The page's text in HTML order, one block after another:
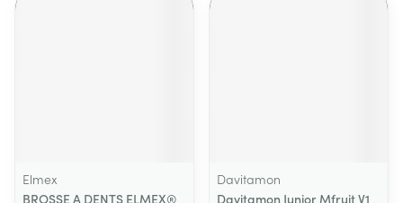
Elmex
BROSSE A DENTS ELMEX®
Davitamon
Davitamon Junior Mfruit V1